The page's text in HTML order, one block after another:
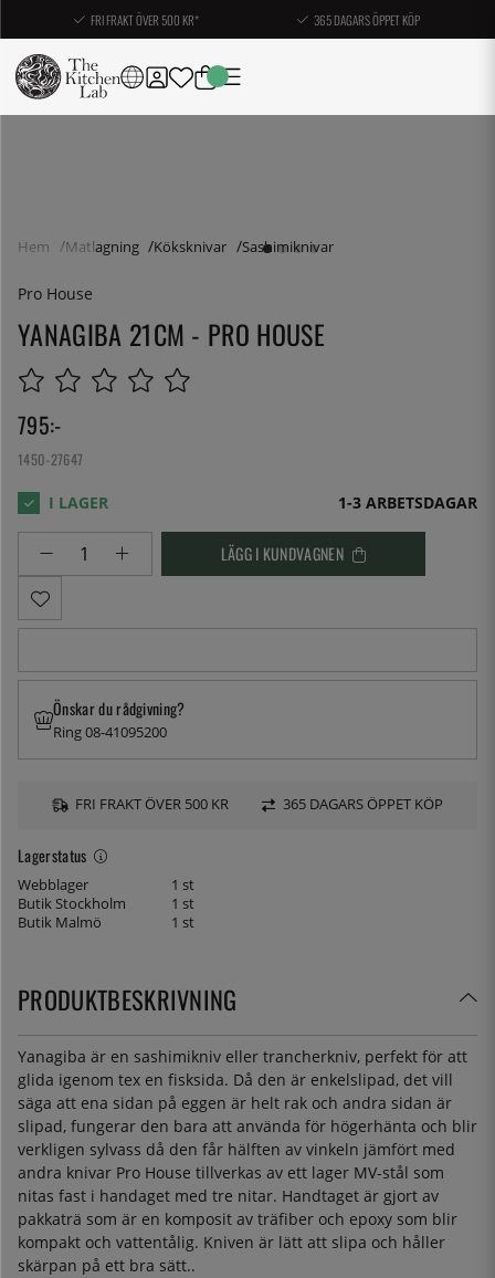
FRI FRAKT ÖVER 500 KR* 365 DAGARS ÖPPET KÖP
Hem Matlagning Köksknivar Sashimiknivar
Pro House
YANAGIBA 21CM - PRO HOUSE
795:-
1450-27647
1-3 ARBETSDAGAR
LÄGG I KUNDVAGNEN
Lagerstatus
Webblager
1 st
Butik Stockholm
1 st
Butik Malmö
1 st
Önskar du rådgivning?
Ring 08-41095200
FRI FRAKT ÖVER 500 KR 365 DAGARS ÖPPET KÖP
PRODUKTBESKRIVNING
Yanagiba är en sashimikniv eller trancherkniv, perfekt för att
glida igenom tex en fisksida. Då den är enkelslipad, det vill
säga att ena sidan på eggen är helt rak och andra sidan är
slipad, fungerar den bara att använda för högerhänta och blir
verkligen sylvass då den får hälften av vinkeln jämfört med
andra knivar Pro House tillverkas av ett lager MV-stål som
nitas fast i handaget med tre nitar. Handtaget är gjort av
pakkaträ som är en komposit av träfiber och epoxy som blir
kompakt och vattentålig. Kniven är lätt att slipa och håller
skärpan på ett bra sätt..